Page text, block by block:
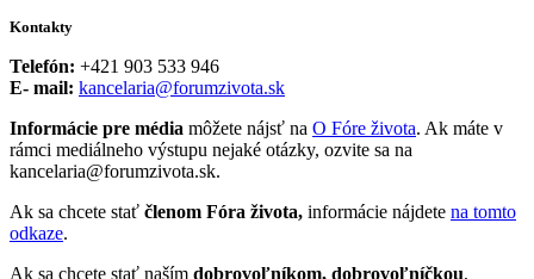
Kontakty
Telefón: +421 903 533 946
E- mail: kancelaria@forumzivota.sk
Informácie pre média môžete nájsť na O Fóre života. Ak máte v
rámci mediálneho výstupu nejaké otázky, ozvite sa na
kancelaria@forumzivota.sk.
Ak sa chcete stať členom Fóra života, informácie nájdete na tomto
odkaze.
Ak sa chcete stať naším dobrovoľníkom, dobrovoľníčkou,